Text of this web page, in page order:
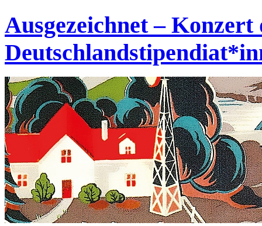
Ausgezeichnet – Konzert